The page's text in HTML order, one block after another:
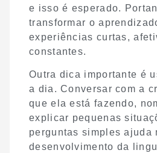
e isso é esperado.
transformar o
experiências curtas,
constantes.
Outra dica importante é
a dia. Conversar com a
que ela está fazendo,
explicar pequenas
perguntas simples ajuda
desenvolvimento da